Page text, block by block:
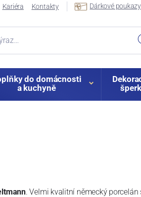
Kariéra Kontakty Dárkové poukazy
do domácnosti
a kuchyně
. Velmi kvalitní německý